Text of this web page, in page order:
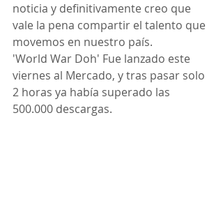
noticia y definitivamente creo que
vale la pena compartir el talento que
movemos en nuestro país.
'World War Doh' Fue lanzado este
viernes al Mercado, y tras pasar solo
2 horas ya había superado las
500.000 descargas.